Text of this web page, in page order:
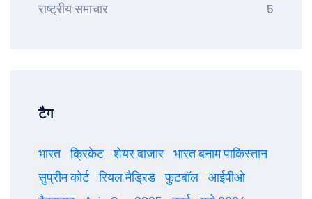
राष्ट्रीय समाचार 5
टैग
भारत क्रिकेट शेयर बाजार
भारत बनाम पाकिस्तान
सुप्रीम कोर्ट
रियल मैड्रिड फुटबॉल
आईपीओ